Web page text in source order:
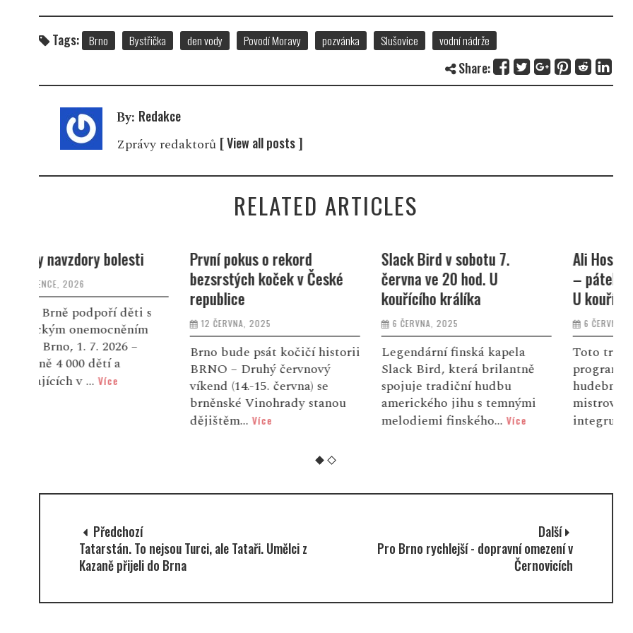
Tags: Brno Bystřička den vody Povodí Moravy pozvánka Slušovice vodní nádrže
Share:
By: Redakce
Zprávy redaktorů [ View all posts ]
RELATED ARTICLES
První pokus o rekord
bezsrstých koček v České
republice
12 ČERVNA, 2025
Brno bude psát kočičí historii
BRNO – Druhý červnový
víkend (14.-15. června) se
brněnské Vinohrady stanou
Slack Bird v sobotu 7.
června ve 20 hod. U
kouřícího králíka
6 ČERVNA, 2025
Legendární finská kapela
Slack Bird, která brilantně
spojuje tradiční hudbu
amerického jihu s temnými
melodiemi finského...
Více
Ali Hossein Trio – Lost Stop
– pátek 6.června ve 20 hod
U kouřícího králíka
6 ČERVNA, 2025
Toto trio nabízí fascinující
program spojující různorodé
hudební tradice. Hudebníci
mistrovským způsobem
integrují moder...
Předchozí
Tatarstán. To nejsou Turci, ale Tataři. Umělci z
Kazaně přijeli do Brna
Další
Pro Brno rychlejší - dopravní omezení v
Černovicích